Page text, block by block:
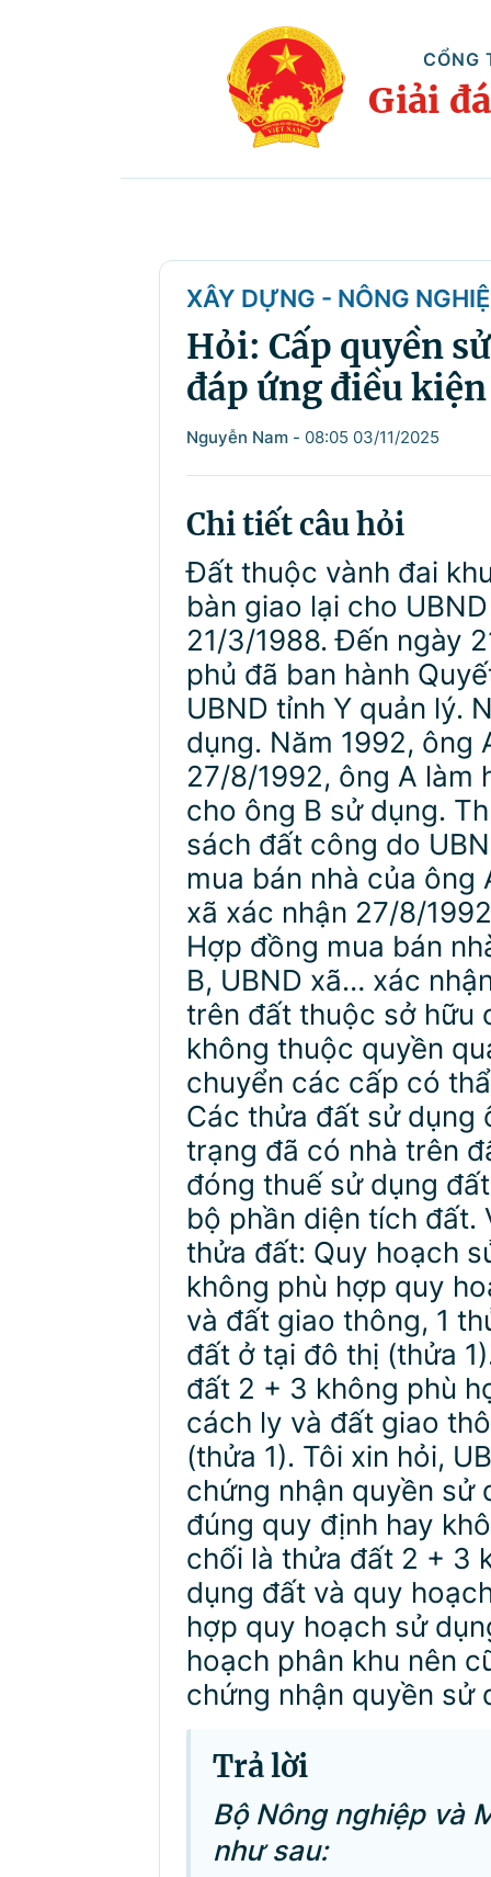
CỔNG
Giải
XÂY DỰNG - NÔNG
Hỏi: Cấp quyền
đáp ứng điều
Nguyễn Nam - 08:05 03/11/2025
Chi tiết câu hỏi
Đất thuộc vành đai
bàn giao lại cho
21/3/1988. Đến ngày
phủ đã ban hành
UBND tỉnh Y quản lý.
dụng. Năm 1992, ông
27/8/1992, ông A làm
cho ông B sử dụng.
sách đất công do
mua bán nhà của ông
xã xác nhận 27/8/
Hợp đồng mua bán
B, UBND xã… xác
trên đất thuộc sở hữu
không thuộc quyền
chuyển các cấp có
Các thửa đất sử dụng
trạng đã có nhà trên
đóng thuế sử dụng
bộ phần diện tích đất.
thửa đất: Quy hoạch
không phù hợp quy
và đất giao thông, 1
đất ở tại đô thị (thửa
đất 2 + 3 không phù
cách ly và đất giao
(thửa 1). Tôi xin hỏi,
chứng nhận quyền sử
đúng quy định hay
chối là thửa đất 2 + 3
dụng đất và quy
hợp quy hoạch sử
hoạch phân khu nên
chứng nhận quyền sử
Trả lời
Bộ Nông nghiệp và
như sau: